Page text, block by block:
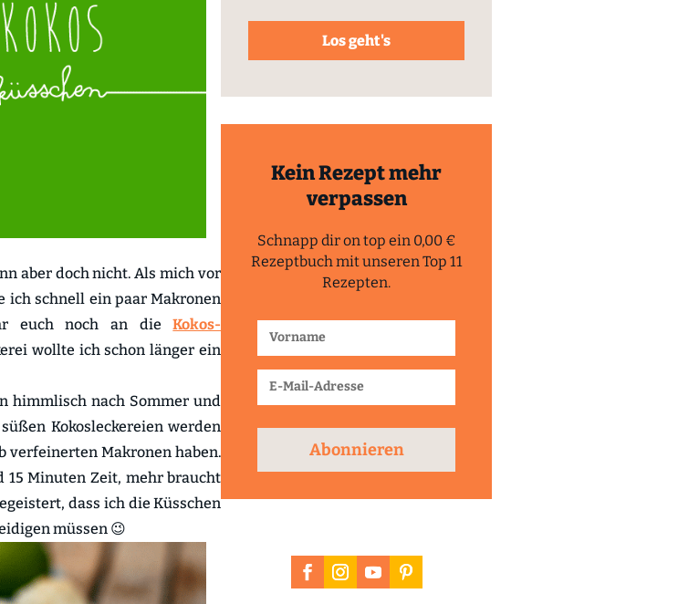
aber doch nicht. Als mich vor
ich schnell ein paar Makronen
euch noch an dieKokos-
wollte ich schon länger ein
himmlisch nach Sommer und
Kokosleckereien werden
verfeinerten Makronen haben.
15 Minuten Zeit, mehr braucht
dass ich die Küsschen
müssen 😉
Los geht's
Kein Rezept mehr
verpassen
Schnapp dir on top ein 0,00 €
Rezeptbuch mit unseren Top 11
Rezepten.
Abonnieren